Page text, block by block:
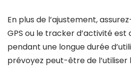
En plus de l’ajustement,
GPS ou le tracker d’activité
pendant une longue durée
prévoyez peut-être de l’utiliser